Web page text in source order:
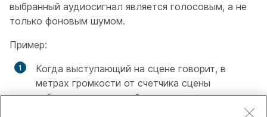
выбранный аудиосигнал является голосовым, а не
только фоновым шумом.
Пример:
Когда выступающий на сцене говорит, в
метрах громкости от счетчика сцены
наблюдается высокий уровень сигнала и